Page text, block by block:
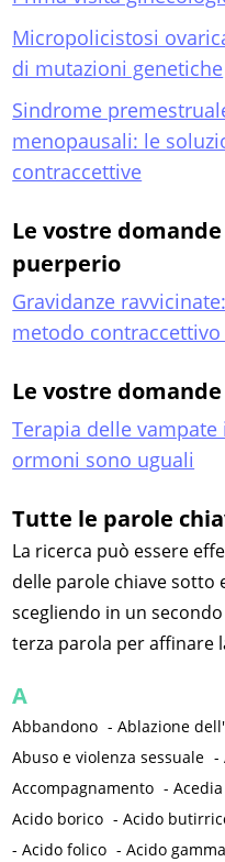
Micropolicistosi
di mutazioni genetiche
Sindrome
menopausali: le
contraccettive
Le vostre
puerperio
Gravidanze
metodo
Le vostre
Terapia delle
ormoni sono uguali
Tutte le parole
La ricerca può essere
delle parole chiave sotto
scegliendo in un
terza parola per affinare
A
Abbandono -Ablazione
Abuso e violenza sessuale -
Accompagnamento -Acedia
Acido borico -Acido
-Acido folico -Acido